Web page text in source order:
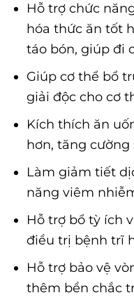
Hỗ trợ chức
hóa thức ăn tốt
táo bón, giúp đi
Giúp cơ thể bổ
giải độc cho cơ
Kích thích ăn
hơn, tăng cường
Làm giảm tiết
năng viêm
Hỗ trợ bổ tỳ ích
điều trị bệnh trĩ
Hỗ trợ bảo vệ
thêm bền chắc